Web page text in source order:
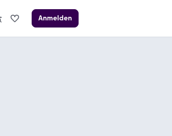
Anmelden